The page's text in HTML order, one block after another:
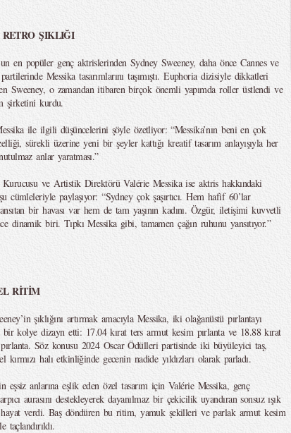
ŞIKLIĞI
en popüler genç aktrislerinden Sydney Sweeney, daha önce Cannes ve
Messika tasarımlarını taşımıştı. Euphoria dizisiyle dikkatleri
Sweeney, o zamandan itibaren birçok önemli yapımda roller üstlendi ve
şirketini kurdu.
ile ilgili düşüncelerini şöyle özetliyor: “Messika’nın beni en çok
sürekli üzerine yeni bir şeyler kattığı kreatif tasarım anlayışıyla her
anlar yaratması.”
Kurucusu ve Artistik Direktörü Valérie Messika ise aktris hakkındaki
cümleleriyle paylaşıyor: “Sydney çok şaşırtıcı. Hem hafif 60’lar
bir havası var hem de tam yaşının kadını. Özgür, iletişimi kuvvetli
dinamik biri. Tıpkı Messika gibi, tamamen çağın ruhunu yansıtıyor.”
RİTİM
şıklığını artırmak amacıyla Messika, iki olağanüstü pırlantayı
bir kolye dizayn etti: 17.04 kırat ters armut kesim pırlanta ve 18.88 kırat
Söz konusu 2024 Oscar Ödülleri partisinde iki büyüleyici taş,
kırmızı halı etkinliğinde gecenin nadide yıldızları olarak parladı.
eşsiz anlarına eşlik eden özel tasarım için Valérie Messika, genç
aurasını destekleyerek dayanılmaz bir çekicilik uyandıran sonsuz ışık
verdi. Baş döndüren bu ritim, yamuk şekilleri ve parlak armut kesim
taçlandırıldı.